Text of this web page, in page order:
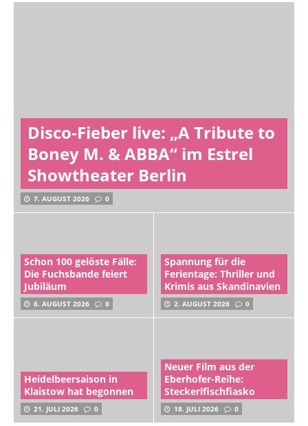
Disco-Fieber live: „A Tribute to
Boney M. & ABBA“ im Estrel
Showtheater Berlin
7. AUGUST 2026 0
Schon 100 gelöste Fälle:
Die Fuchsbande feiert
Jubiläum
6. AUGUST 2026 0
Spannung für die
Ferientage: Thriller und
Krimis aus Skandinavien
2. AUGUST 2026 0
Heidelbeersaison in
Klaistow hat begonnen
21. JULI 2026 0
Neuer Film aus der
Eberhofer-Reihe:
Steckerlfischfiasko
18. JULI 2026 0